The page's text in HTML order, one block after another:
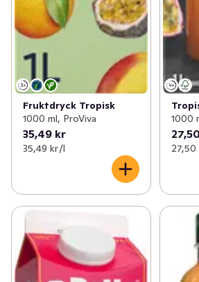
Fruktdryck Tropisk
1000 ml, ProViva
35,49 kr
35,49 kr /l
1000
27,50